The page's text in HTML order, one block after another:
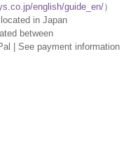
english/guide_en/）
in Japan
between
| See payment information